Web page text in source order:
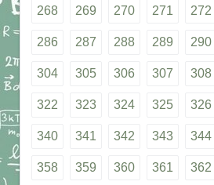
268 269 270 271 272
286 287 288 289 290
304 305 306 307 308
322 323 324 325 326
340 341 342 343 344
358 359 360 361 362